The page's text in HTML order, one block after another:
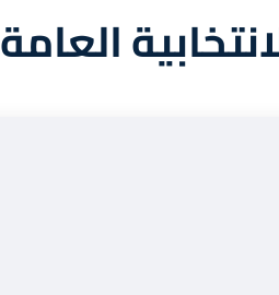
العامة 2024